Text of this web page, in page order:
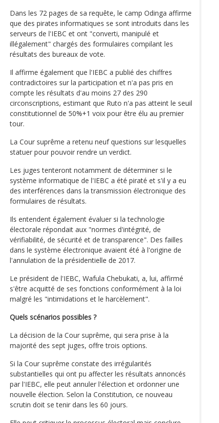
Dans les 72 pages de sa requête, le camp Odinga affirme
que des pirates informatiques se sont introduits dans les
serveurs de l'IEBC et ont "converti, manipulé et
illégalement" chargés des formulaires compilant les
résultats des bureaux de vote.
Il affirme également que l'IEBC a publié des chiffres
contradictoires sur la participation et n'a pas pris en
compte les résultats d'au moins 27 des 290
circonscriptions, estimant que Ruto n'a pas atteint le seuil
constitutionnel de 50%+1 voix pour être élu au premier
tour.
La Cour suprême a retenu neuf questions sur lesquelles
statuer pour pouvoir rendre un verdict.
Les juges tenteront notamment de déterminer si le
système informatique de l'IEBC a été piraté et s'il y a eu
des interférences dans la transmission électronique des
formulaires de résultats.
Ils entendent également évaluer si la technologie
électorale répondait aux "normes d'intégrité, de
vérifiabilité, de sécurité et de transparence". Des failles
dans le système électronique avaient été à l'origine de
l'annulation de la présidentielle de 2017.
Le président de l'IEBC, Wafula Chebukati, a, lui, affirmé
s'être acquitté de ses fonctions conformément à la loi
malgré les "intimidations et le harcèlement".
Quels scénarios possibles ?
La décision de la Cour suprême, qui sera prise à la
majorité des sept juges, offre trois options.
Si la Cour suprême constate des irrégularités
substantielles qui ont pu affecter les résultats annoncés
par l'IEBC, elle peut annuler l'élection et ordonner une
nouvelle élection. Selon la Constitution, ce nouveau
scrutin doit se tenir dans les 60 jours.